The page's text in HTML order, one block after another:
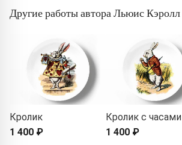
Другие работы автора Льюис Кэролл
Кролик
1 400 ₽
Кролик с часами
1 400 ₽